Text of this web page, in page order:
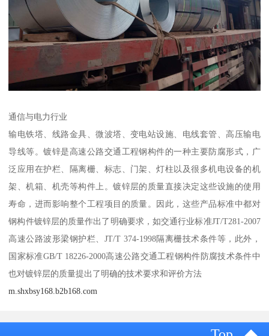
通信与电力行业
输电铁塔、线路金具、微波塔、变电站设施、电线套管、高压输电
导线等。镀锌是高速公路交通工程钢构件的一种主要防腐形式，广
泛应用在护栏、隔离栅、标志、门架、灯柱以及很多机电设备的机
架、机箱、机壳等构件上。镀锌层的质量直接决定这些设施的使用
寿命，进而影响整个工程项目的质量。因此，这些产品标准中都对
钢构件镀锌层的质量作出了明确要求，如交通行业标准JT/T281-2007
高速公路波形梁钢护栏、JT/T 374-1998隔离栅技术条件等，此外，
国家标准GB/T 18226-2000高速公路交通工程钢构件防腐技术条件中
也对镀锌层的质量提出了明确的技术要求和评价方法
m.shxbsy168.b2b168.com